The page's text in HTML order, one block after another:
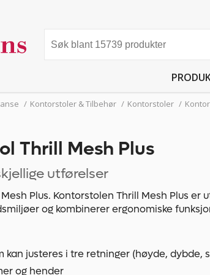
/ Kontorstoler & Tilbehør / Kontorstoler /
Thrill Mesh Plus
utførelser
og kombinerer ergonomiske
i netting. Konstruksjonen støtter en
kan stolen tilpasses ulike
kan justeres i tre retninger (høyde, dybde,
og hender